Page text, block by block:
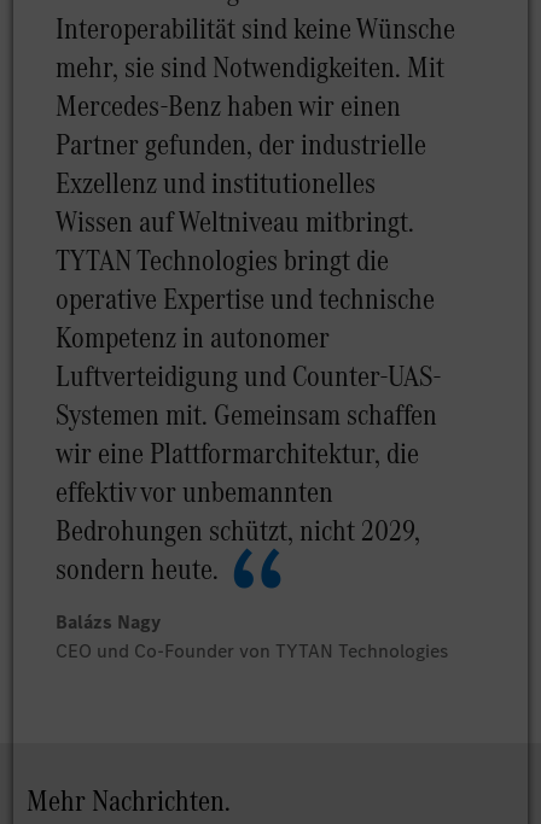
Interoperabilität sind keine Wünsche
mehr, sie sind Notwendigkeiten. Mit
Mercedes-Benz haben wir einen
Partner gefunden, der industrielle
Exzellenz und institutionelles
Wissen auf Weltniveau mitbringt.
TYTAN Technologies bringt die
operative Expertise und technische
Kompetenz in autonomer
Luftverteidigung und Counter-UAS-
Systemen mit. Gemeinsam schaffen
wir eine Plattformarchitektur, die
effektiv vor unbemannten
Bedrohungen schützt, nicht 2029,
sondern heute.
Balázs Nagy
CEO und Co-Founder von TYTAN Technologies
Mehr Nachrichten.